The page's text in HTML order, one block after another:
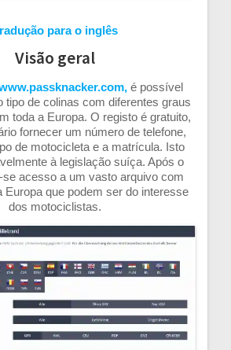
para o inglês
Visão geral
é possível
tipo de colinas com diferentes graus
toda a Europa. O registo é gratuito,
fornecer um número de telefone,
de motocicleta e a matrícula. Isto
à legislação suíça. Após o
se acesso a um vasto arquivo com
Europa que podem ser do interesse
dos motociclistas.